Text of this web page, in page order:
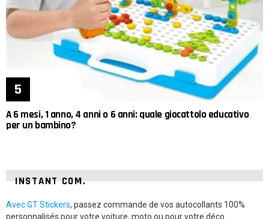
A 6 mesi, 1 anno, 4 anni o 6 anni: quale giocattolo educativo
per un bambino?
INSTANT COM.
Avec GT Stickers, passez commande de vos autocollants 100%
personnalisés pour votre voiture, moto ou pour votre déco